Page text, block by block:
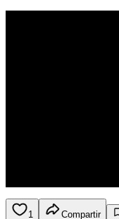
1 Compartir